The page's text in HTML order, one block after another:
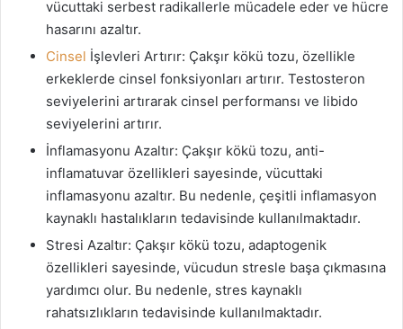
vücuttaki serbest radikallerle mücadele eder ve hücre
hasarını azaltır.
Cinsel İşlevleri Artırır: Çakşır kökü tozu, özellikle
erkeklerde cinsel fonksiyonları artırır. Testosteron
seviyelerini artırarak cinsel performansı ve libido
seviyelerini artırır.
İnflamasyonu Azaltır: Çakşır kökü tozu, anti-
inflamatuvar özellikleri sayesinde, vücuttaki
inflamasyonu azaltır. Bu nedenle, çeşitli inflamasyon
kaynaklı hastalıkların tedavisinde kullanılmaktadır.
Stresi Azaltır: Çakşır kökü tozu, adaptogenik
özellikleri sayesinde, vücudun stresle başa çıkmasına
yardımcı olur. Bu nedenle, stres kaynaklı
rahatsızlıkların tedavisinde kullanılmaktadır.